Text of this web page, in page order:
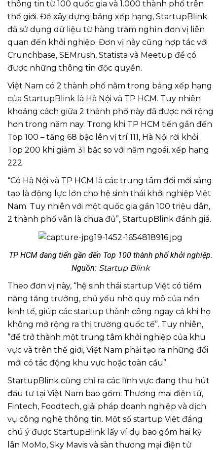
thông tin từ 100 quốc gia và 1.000 thành phố trên
thế giới. Để xây dựng bảng xếp hạng, StartupBlink
đã sử dụng dữ liệu từ hàng trăm nghìn đơn vị liên
quan đến khởi nghiệp. Đơn vị này cũng hợp tác với
Crunchbase, SEMrush, Statista và Meetup để có
được những thông tin độc quyền.
Việt Nam có 2 thành phố nằm trong bảng xếp hạng
của StartupBlink là Hà Nội và TP HCM. Tuy nhiên
khoảng cách giữa 2 thành phố này đã được nới rộng
hơn trong năm nay. Trong khi TP HCM tiến gần đến
Top 100 – tăng 68 bậc lên vị trí 111, Hà Nội rời khỏi
Top 200 khi giảm 31 bậc so với năm ngoái, xếp hạng
222.
“Có Hà Nội và TP HCM là các trung tâm đổi mới sáng
tạo là động lực lớn cho hệ sinh thái khởi nghiệp Việt
Nam. Tuy nhiên với một quốc gia gần 100 triệu dân,
2 thành phố vẫn là chưa đủ”, StartupBlink đánh giá.
TP HCM đang tiến gần đến Top 100 thành phố khởi nghiệp.
Nguồn: Startup Blink
Theo đơn vị này, “hệ sinh thái startup Việt có tiềm
năng tăng trưởng, chủ yếu nhờ quy mô của nền
kinh tế, giúp các startup thành công ngay cả khi họ
không mở rộng ra thị trường quốc tế”. Tuy nhiên,
“để trở thành một trung tâm khởi nghiệp của khu
vực và trên thế giới, Việt Nam phải tạo ra những đổi
mới có tác động khu vực hoặc toàn cầu”.
StartupBlink cũng chỉ ra các lĩnh vực đang thu hút
đầu tư tại Việt Nam bao gồm: Thương mại điện tử,
Fintech, Foodtech, giải pháp doanh nghiệp và dịch
vụ công nghệ thông tin. Một số startup Việt đáng
chú ý được StartupBlink lấy ví dụ bao gồm hai kỳ
lân MoMo, Sky Mavis và sàn thương mại điện tử